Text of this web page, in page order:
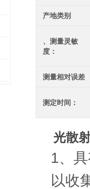
产地类别
、测量灵敏
度：
测量相对误差
测定时间：
光散
1、
以收